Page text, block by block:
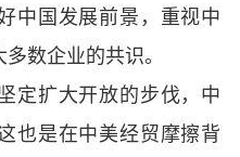
中国发展前景，重视中
数企业的共识。
扩大开放的步伐，中
也是在中美经贸摩擦背